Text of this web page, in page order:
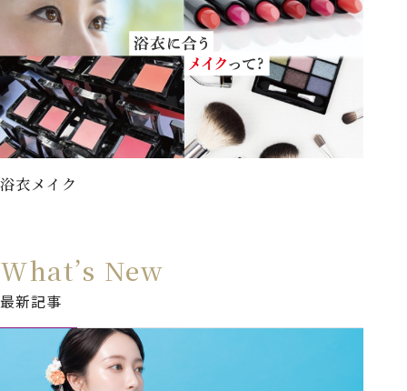
浴衣メイク
What’s New
最新記事